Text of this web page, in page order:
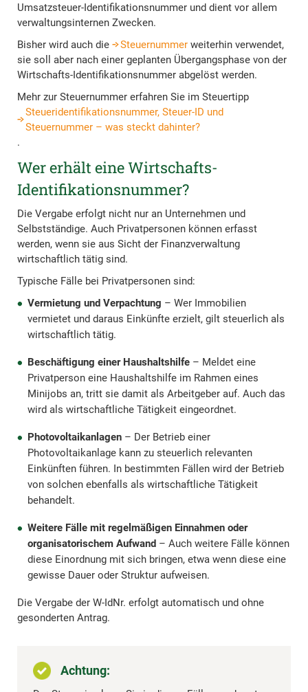
Umsatzsteuer-Identifikationsnummer und dient vor allem
verwaltungsinternen Zwecken.
Bisher wird auch die
Steuernummer weiterhin verwendet,
sie soll aber nach einer geplanten Übergangsphase von der
Wirtschafts-Identifikationsnummer abgelöst werden.
Mehr zur Steuernummer erfahren Sie im Steuertipp
Steueridentifikationsnummer, Steuer-ID und
Steuernummer – was steckt dahinter?
.
Wer erhält eine Wirtschafts-
Identifikationsnummer?
Die Vergabe erfolgt nicht nur an Unternehmen und
Selbstständige. Auch Privatpersonen können erfasst
werden, wenn sie aus Sicht der Finanzverwaltung
wirtschaftlich tätig sind.
Typische Fälle bei Privatpersonen sind:
Vermietung und Verpachtung – Wer Immobilien
vermietet und daraus Einkünfte erzielt, gilt steuerlich als
wirtschaftlich tätig.
Beschäftigung einer Haushaltshilfe – Meldet eine
Privatperson eine Haushaltshilfe im Rahmen eines
Minijobs an, tritt sie damit als Arbeitgeber auf. Auch das
wird als wirtschaftliche Tätigkeit eingeordnet.
Photovoltaikanlagen – Der Betrieb einer
Photovoltaikanlage kann zu steuerlich relevanten
Einkünften führen. In bestimmten Fällen wird der Betrieb
von solchen ebenfalls als wirtschaftliche Tätigkeit
behandelt.
Weitere Fälle mit regelmäßigen Einnahmen oder
organisatorischem Aufwand – Auch weitere Fälle können
diese Einordnung mit sich bringen, etwa wenn diese eine
gewisse Dauer oder Struktur aufweisen.
Die Vergabe der W-IdNr. erfolgt automatisch und ohne
gesonderten Antrag.
Achtung: